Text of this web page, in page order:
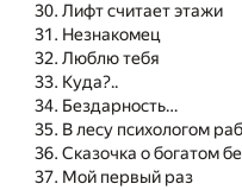
Лифт считает этажи
Незнакомец
Люблю тебя
Куда?..
Бездарность…
В лесу психологом
Сказочка о богатом
Мой первый раз